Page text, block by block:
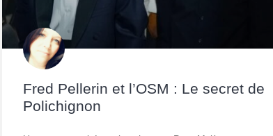
Fred Pellerin et l’OSM : Le secret de
Polichignon